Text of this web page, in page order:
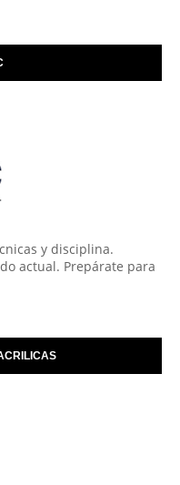
y disciplina.
actual. Prepárate para